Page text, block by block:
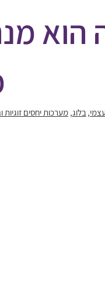
הוא
בלוג מערכות יחסים זוגיות